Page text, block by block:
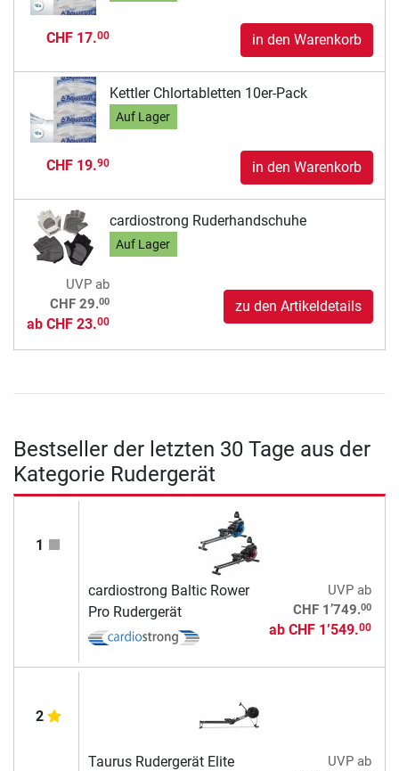
CHF 17.00 in den Warenkorb
Kettler Chlortabletten 10er-Pack
Auf Lager
CHF 19.90 in den Warenkorb
cardiostrong Ruderhandschuhe
Auf Lager
UVPab
CHF 29.00
ab CHF 23.00
zu den Artikeldetails
Bestseller der letzten 30 Tage aus der
Kategorie Rudergerät
1
cardiostrong Baltic Rower
Pro Rudergerät
UVPab
CHF 1’749.00
ab CHF 1’549.00
2
Taurus Rudergerät Elite
UVPab